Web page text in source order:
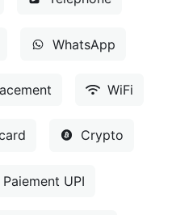
WhatsApp
WiFi
Crypto
Paiement UPI